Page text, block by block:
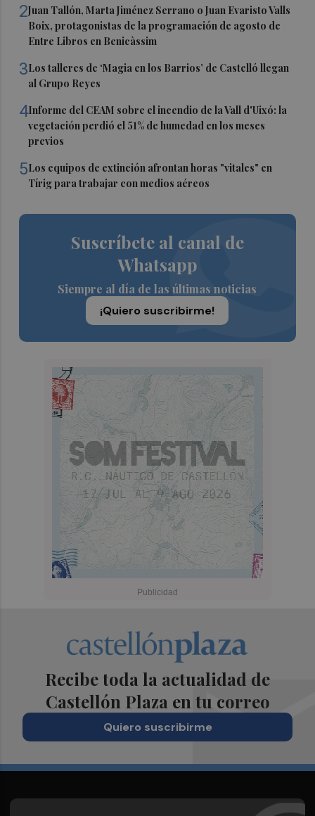
2Juan Tallón, Marta Jiménez Serrano o Juan Evaristo Valls
Boix, protagonistas de la programación de agosto de
Entre Libros en Benicàssim
3Los talleres de ‘Magia en los Barrios’ de Castelló llegan
al Grupo Reyes
4Informe del CEAM sobre el incendio de la Vall d'Uixó: la
vegetación perdió el 51% de humedad en los meses
previos
5Los equipos de extinción afrontan horas "vitales" en
Tírig para trabajar con medios aéreos
Suscríbete al canal de
Whatsapp
Siempre al día de las últimas noticias
¡Quiero suscribirme!
Recibe toda la actualidad de
Castellón Plaza en tu correo
Quiero suscribirme